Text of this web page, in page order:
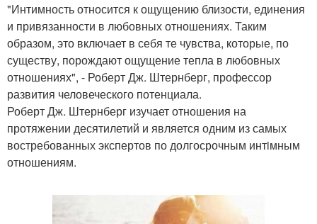
"Интимность относится к ощущению близости, единения
и привязанности в любовных отношениях. Таким
образом, это включает в себя те чувства, которые, по
существу, порождают ощущение тепла в любовных
отношениях", - Роберт Дж. Штернберг, профессор
развития человеческого потенциала.
Роберт Дж. Штернберг изучает отношения на
протяжении десятилетий и является одним из самых
востребованных экспертов по долгосрочным интiмным
отношениям.